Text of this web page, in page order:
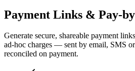
Payment Links & Pay-
Generate secure, shareable payment
ad-hoc charges — sent by email, SMS
reconciled on payment.